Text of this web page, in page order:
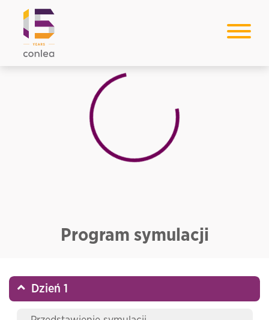
Loading...
Program symulacji
Dzień 1